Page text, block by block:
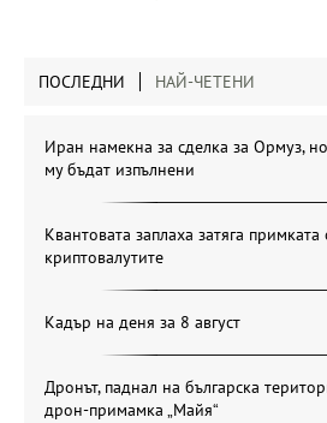
ПОСЛЕДНИ НАЙ-ЧЕТЕНИ
Иран намекна за сделка за Ормуз,
му бъдат изпълнени
Квантовата заплаха затяга
криптовалутите
Кадър на деня за 8 август
Дронът, паднал на българска
дрон-примамка „Майя“